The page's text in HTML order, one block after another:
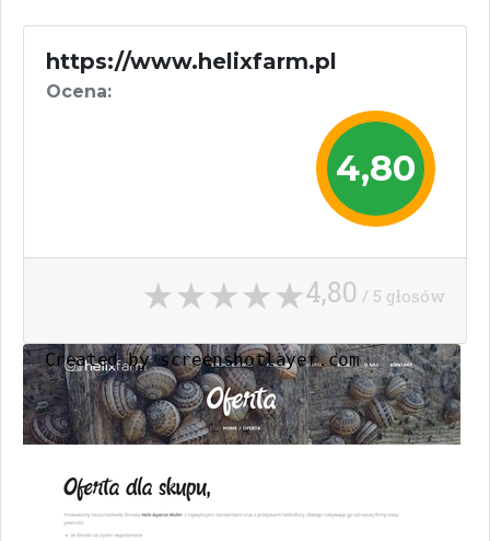
https://www.helixfarm.pl
Ocena:
4,80
4,80 / 5 głosów